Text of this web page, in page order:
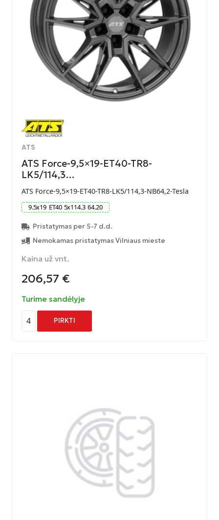
ATS
ATS Force-9,5×19-ET40-TR8-
LK5/114,3…
ATS Force-9,5×19-ET40-TR8-LK5/114,3-NB64,2-Tesla
9.5x19 ET40 5x114.3 64.20
Pristatymas per 5-7 d.d.
Nemokamas pristatymas Vilniaus mieste
Kaina už vnt.
206,57 €
Turime sandėlyje
4 PIRKTI